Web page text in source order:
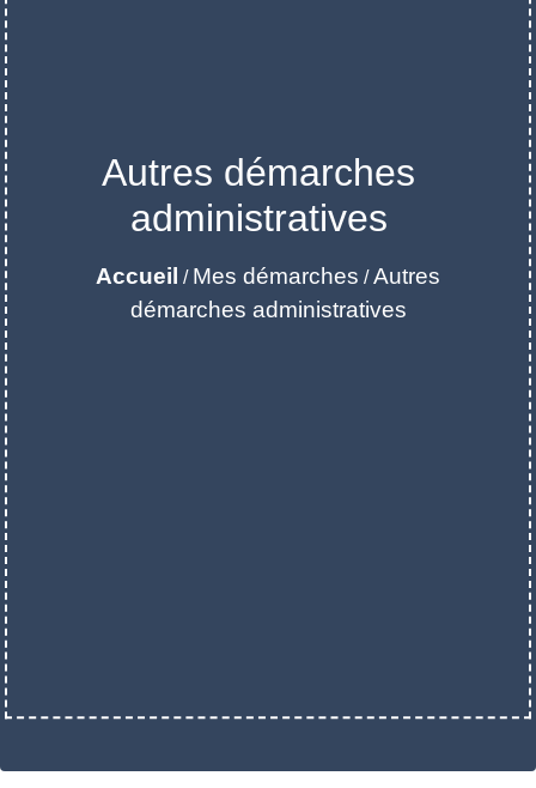
Autres démarches
administratives
Accueil / Mes démarches /Autres
démarches administratives